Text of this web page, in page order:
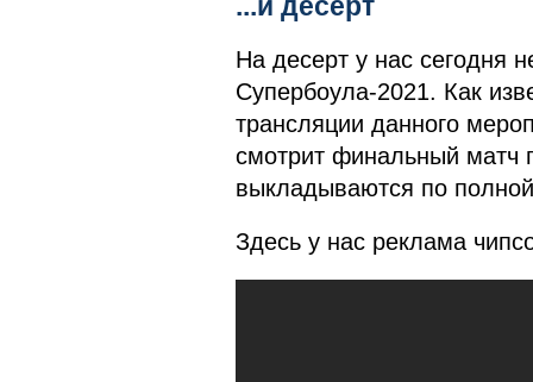
На десерт у нас сегодня
Супербоула-2021. Как
трансляции данного
смотрит финальный матч
выкладываются по
Здесь у нас реклама